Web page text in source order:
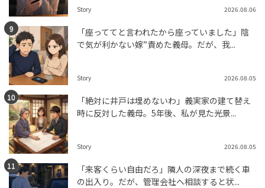
Story 2026.08.06
「座っててと言われたから座っていました」陰
で気が利かない嫁”責めた義母。だが、我...
Story 2026.08.05
「絶対に井戸は埋めないわ」義実家の建て替え
時に反対した義母。5年後、私が見た光景...
Story 2026.08.05
「来客くらい自由だろ」隣人の深夜まで続く車
の出入り。だが、管理会社へ相談すると状...